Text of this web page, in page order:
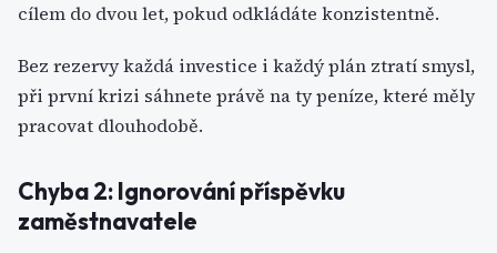
cílem do dvou let, pokud odkládáte konzistentně.
Bez rezervy každá investice i každý plán ztratí smysl,
při první krizi sáhnete právě na ty peníze, které měly
pracovat dlouhodobě.
Chyba 2: Ignorování příspěvku
zaměstnavatele